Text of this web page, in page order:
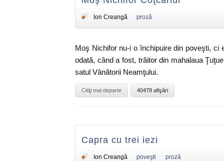
Ion Creangă proză
Moş Nichifor nu-i o închipuire din poveşti, ci
odată, când a fost, trăitor din mahalaua
satul Vânătorii Neamţului.
Citiţi mai departe 40478 afişări
Capra cu trei iezi
Ion Creangă poveşti proză